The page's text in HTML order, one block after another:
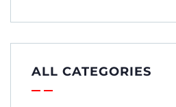
ALL CATEGORIES